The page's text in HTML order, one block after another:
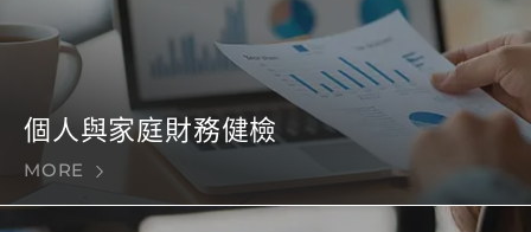
個人與家庭財務健檢
MORE